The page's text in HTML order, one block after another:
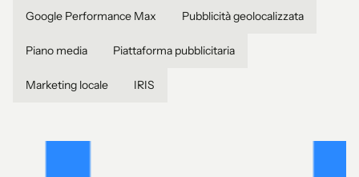
Google Performance Max Pubblicità geolocalizzata
Piano media Piattaforma pubblicitaria
Marketing locale IRIS